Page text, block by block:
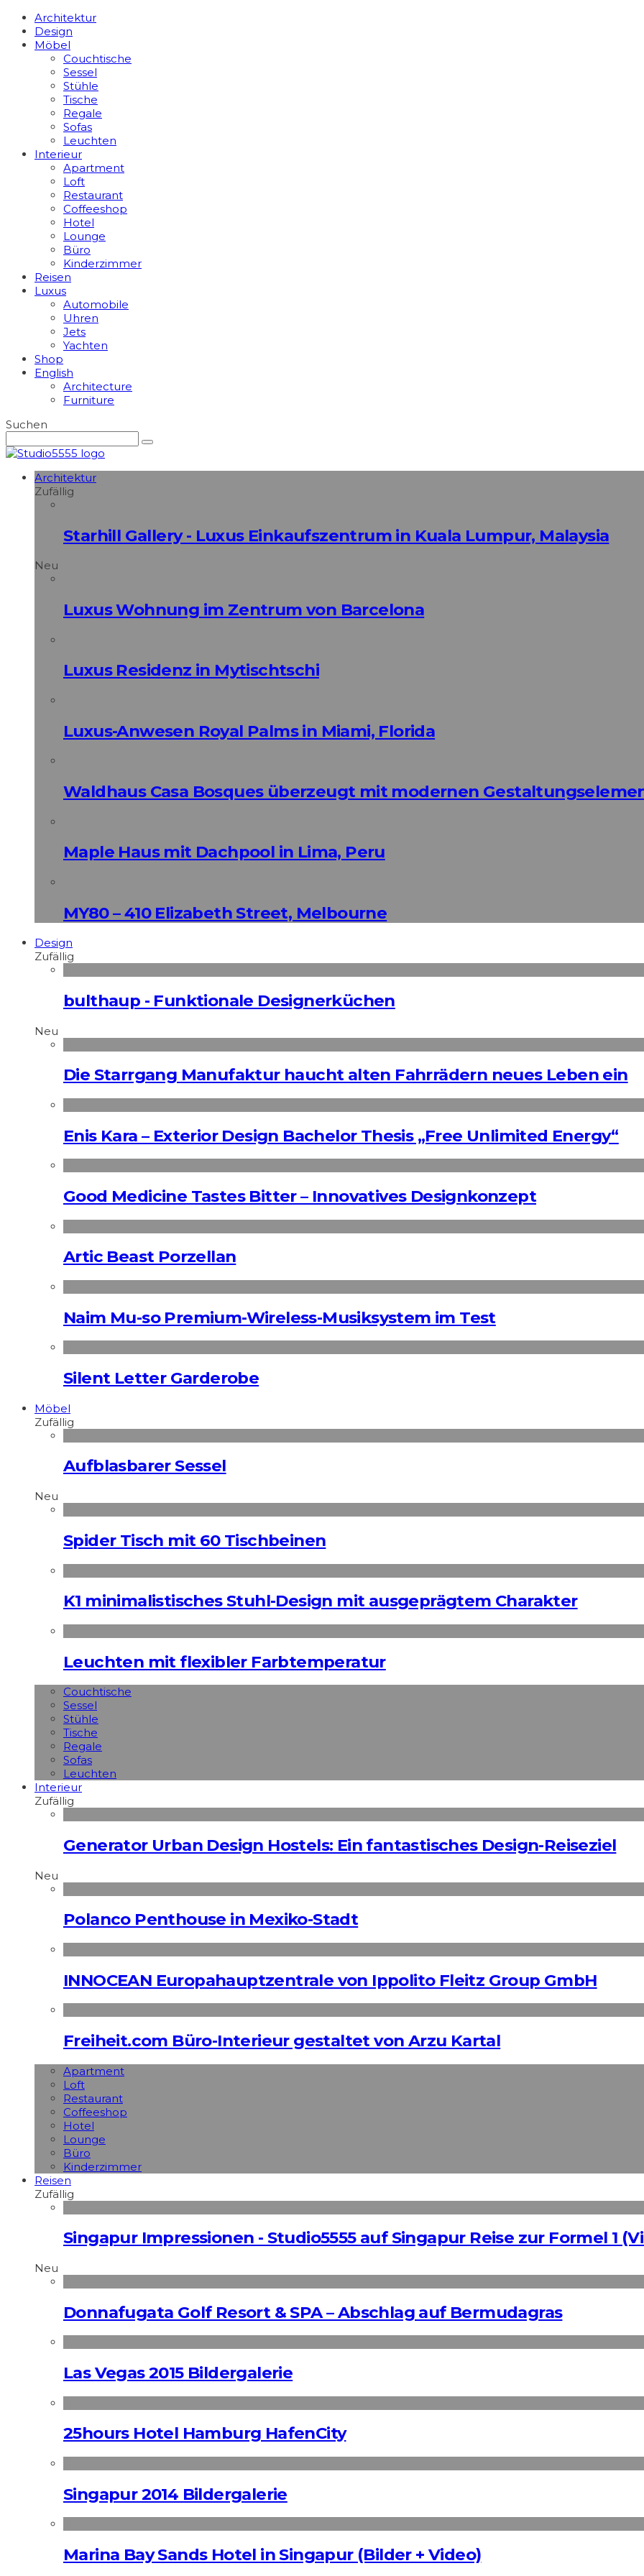
Architektur
Design
Möbel
Couchtische
Sessel
Stühle
Tische
Regale
Sofas
Leuchten
Interieur
Apart­ment
Loft
Restaurant
Coffeeshop
Hotel
Lounge
Büro
Kinderzimmer
Reisen
Luxus
Automobile
Uhren
Jets
Yachten
Shop
English
Architecture
Furniture
Suchen
Architektur
Zufällig
Starhill Gallery - Luxus Einkaufszentrum in Kuala Lumpur, Malaysia
Neu
Luxus Wohnung im Zentrum von Barcelona
Luxus Residenz in Mytischtschi
Luxus-Anwesen Royal Palms in Miami, Florida
Waldhaus Casa Bosques überzeugt mit modernen
Maple Haus mit Dachpool in Lima, Peru
MY80 – 410 Elizabeth Street, Melbourne
Design
Zufällig
bulthaup - Funktionale Designerküchen
Neu
Die Starrgang Manufaktur haucht alten Fahrrädern neues Leben ein
Enis Kara – Exterior Design Bachelor Thesis „Free Unlimited Energy“
Good Medicine Tastes Bitter – Innovatives Designkonzept
Artic Beast Porzellan
Naim Mu-so Premium-Wireless-Musiksystem im Test
Silent Letter Garderobe
Möbel
Zufällig
Aufblasbarer Sessel
Neu
Spider Tisch mit 60 Tischbeinen
K1 minimalistisches Stuhl-Design mit ausgeprägtem Charakter
Leuchten mit flexibler Farbtemperatur
Couchtische
Sessel
Stühle
Tische
Regale
Sofas
Leuchten
Interieur
Zufällig
Generator Urban Design Hostels: Ein fantastisches Design-Reiseziel
Neu
Polanco Penthouse in Mexiko-Stadt
INNOCEAN Europahauptzentrale von Ippolito Fleitz Group GmbH
Freiheit.com Büro-Interieur gestaltet von Arzu Kartal
Apart­ment
Loft
Restaurant
Coffeeshop
Hotel
Lounge
Büro
Kinderzimmer
Reisen
Zufällig
Singapur Impressionen - Studio5555 auf Singapur Reise zur Formel 1
Neu
Donnafugata Golf Resort & SPA – Abschlag auf Bermudagras
Las Vegas 2015 Bildergalerie
25hours Hotel Hamburg HafenCity
Singapur 2014 Bildergalerie
Marina Bay Sands Hotel in Singapur (Bilder + Video)